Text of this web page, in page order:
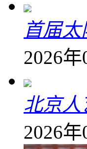
首届
2026
北京
2026